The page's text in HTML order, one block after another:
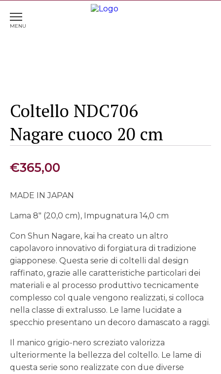
Home
> Coltello NDC706 Nagare cuoco
20 cm
Coltello NDC706
Nagare cuoco 20 cm
€365,00
MADE IN JAPAN
Lama 8″ (20,0 cm), Impugnatura 14,0 cm
Con Shun Nagare, kai ha creato un altro
capolavoro innovativo di forgiatura di tradizione
giapponese. Questa serie di coltelli dal design
raffinato, grazie alle caratteristiche particolari dei
materiali e al processo produttivo tecnicamente
complesso col quale vengono realizzati, si colloca
nella classe di extralusso. Le lame lucidate a
specchio presentano un decoro damascato a raggi.
Il manico grigio-nero screziato valorizza
ulteriormente la bellezza del coltello. Le lame di
questa serie sono realizzate con due diverse